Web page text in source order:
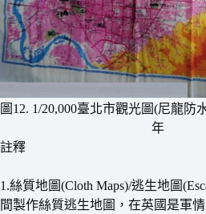
圖12. 1/20,000臺北市觀光圖(尼龍防
年
註釋
1.絲質地圖(Cloth Maps)/逃生地圖
間製作絲質逃生地圖，在英國是軍